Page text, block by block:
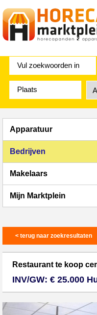
Apparatuur
Bedrijven
Makelaars
Mijn Marktplein
< terug naar zoekresultaten
Restaurant te koop
INV/GW: € 25.000